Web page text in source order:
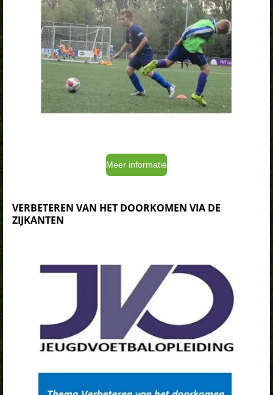
Meer informatie
VERBETEREN VAN HET DOORKOMEN VIA DE
ZIJKANTEN